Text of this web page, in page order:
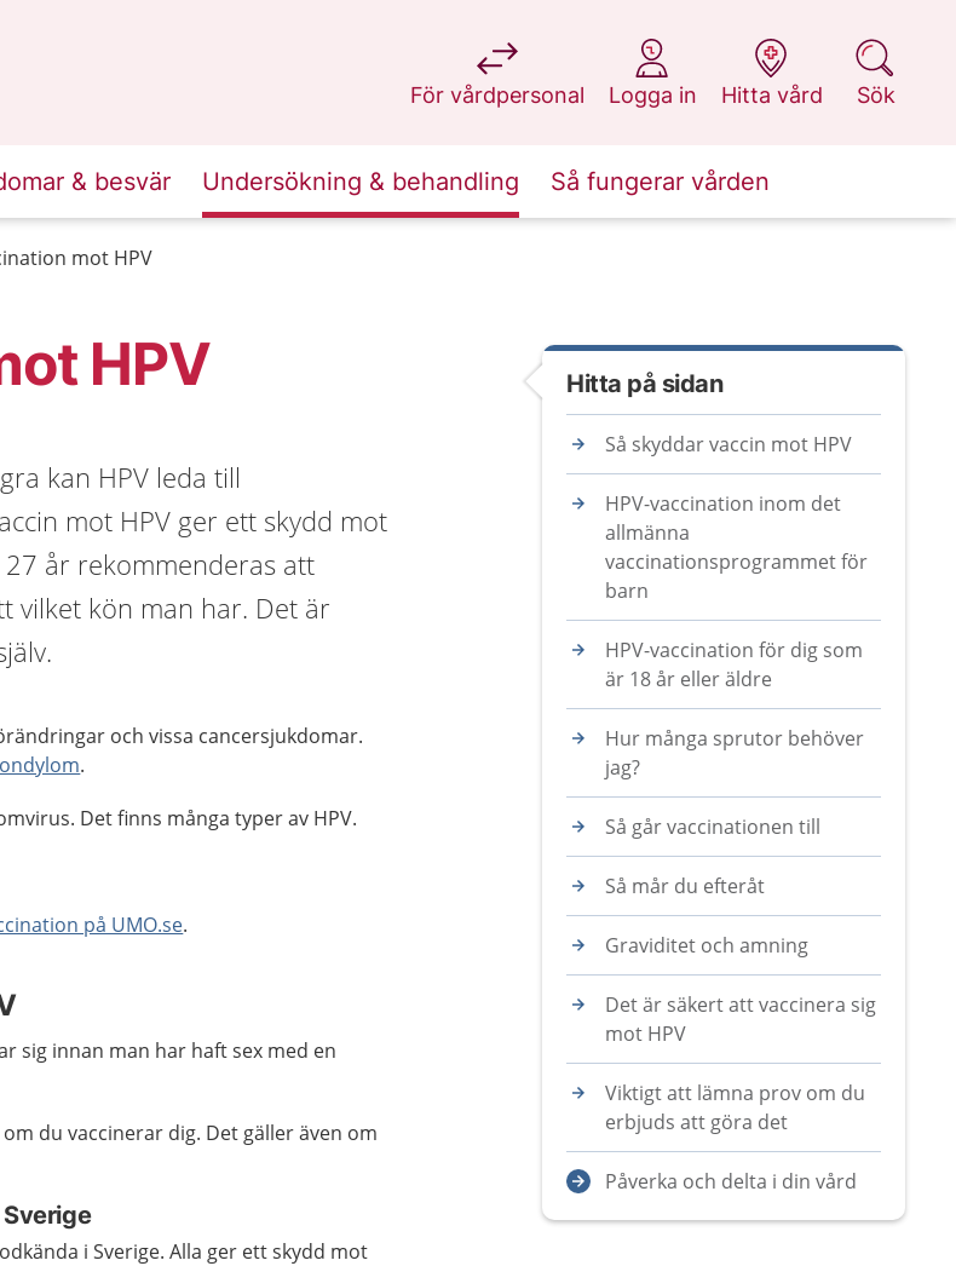
För vårdpersonal
på 1177.se
Logga in
på 1177.se
Hitta vård
på 1177.se
Sök
på 1177.se
& besvär Undersökning & behandling Så fungerar vården
mot HPV
HPV
kan HPV leda till
mot HPV ger ett skydd mot
år rekommenderas att
vilket kön man har. Det är
och vissa cancersjukdomar.
.
Det finns många typer av HPV.
på UMO.se.
sig innan man har haft sex med en
du vaccinerar dig. Det gäller även om
i Sverige. Alla ger ett skydd mot
Hitta på sidan
Så skyddar vaccin mot HPV
HPV-vaccination inom det
allmänna
vaccinationsprogrammet för
barn
HPV-vaccination för dig som
är 18 år eller äldre
Hur många sprutor behöver
jag?
Så går vaccinationen till
Så mår du efteråt
Graviditet och amning
Det är säkert att vaccinera sig
mot HPV
Viktigt att lämna prov om du
erbjuds att göra det
Påverka och delta i din vård